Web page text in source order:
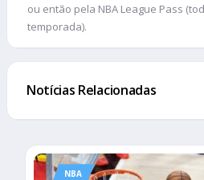
ou então pela NBA League Pass
temporada).
Notícias Relacionadas
NBA